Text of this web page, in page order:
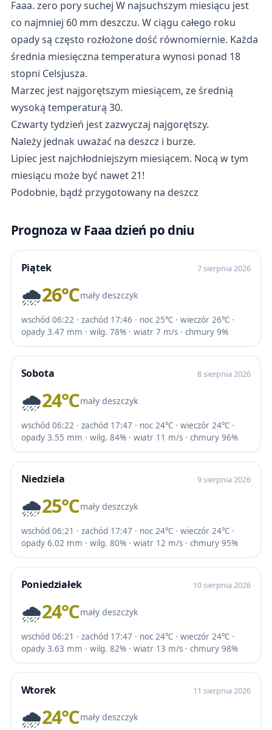
Faaa. zero pory suchej W najsuchszym miesiącu jest
co najmniej 60 mm deszczu. W ciągu całego roku
opady są często rozłożone dość równomiernie. Każda
średnia miesięczna temperatura wynosi ponad 18
stopni Celsjusza.
Marzec jest najgorętszym miesiącem, ze średnią
wysoką temperaturą 30.
Czwarty tydzień jest zazwyczaj najgorętszy.
Należy jednak uważać na deszcz i burze.
Lipiec jest najchłodniejszym miesiącem. Nocą w tym
miesiącu może być nawet 21!
Podobnie, bądź przygotowany na deszcz
Prognoza w Faaa dzień po dniu
Piątek 7 sierpnia 2026
🌧️26℃mały deszczyk
wschód 06:22 · zachód 17:46 · noc 25℃ · wieczór 26℃ ·
opady 3.47 mm · wilg. 78% · wiatr 7 m/s · chmury 9%
Sobota 8 sierpnia 2026
🌧️24℃mały deszczyk
wschód 06:22 · zachód 17:47 · noc 24℃ · wieczór 24℃ ·
opady 3.55 mm · wilg. 84% · wiatr 11 m/s · chmury 96%
Niedziela 9 sierpnia 2026
🌧️25℃mały deszczyk
wschód 06:21 · zachód 17:47 · noc 24℃ · wieczór 24℃ ·
opady 6.02 mm · wilg. 80% · wiatr 12 m/s · chmury 95%
Poniedziałek 10 sierpnia 2026
🌧️24℃mały deszczyk
wschód 06:21 · zachód 17:47 · noc 24℃ · wieczór 24℃ ·
opady 3.63 mm · wilg. 82% · wiatr 13 m/s · chmury 98%
Wtorek 11 sierpnia 2026
🌧️24℃mały deszczyk